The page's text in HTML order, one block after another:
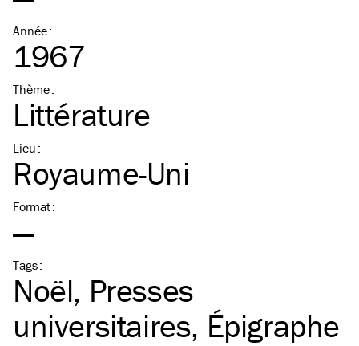
Année:
1967
Thème:
Littérature
Lieu :
Royaume-Uni
Format:
—
Tags:
Noël Presses
universitaires Épigraphe